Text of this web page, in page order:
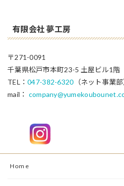
有限会社 夢工房
〒271-0091
千葉県松戸市本町23-5 土屋ビル1階
TEL：047-382-6320 （ネット事業部
mail：
Home